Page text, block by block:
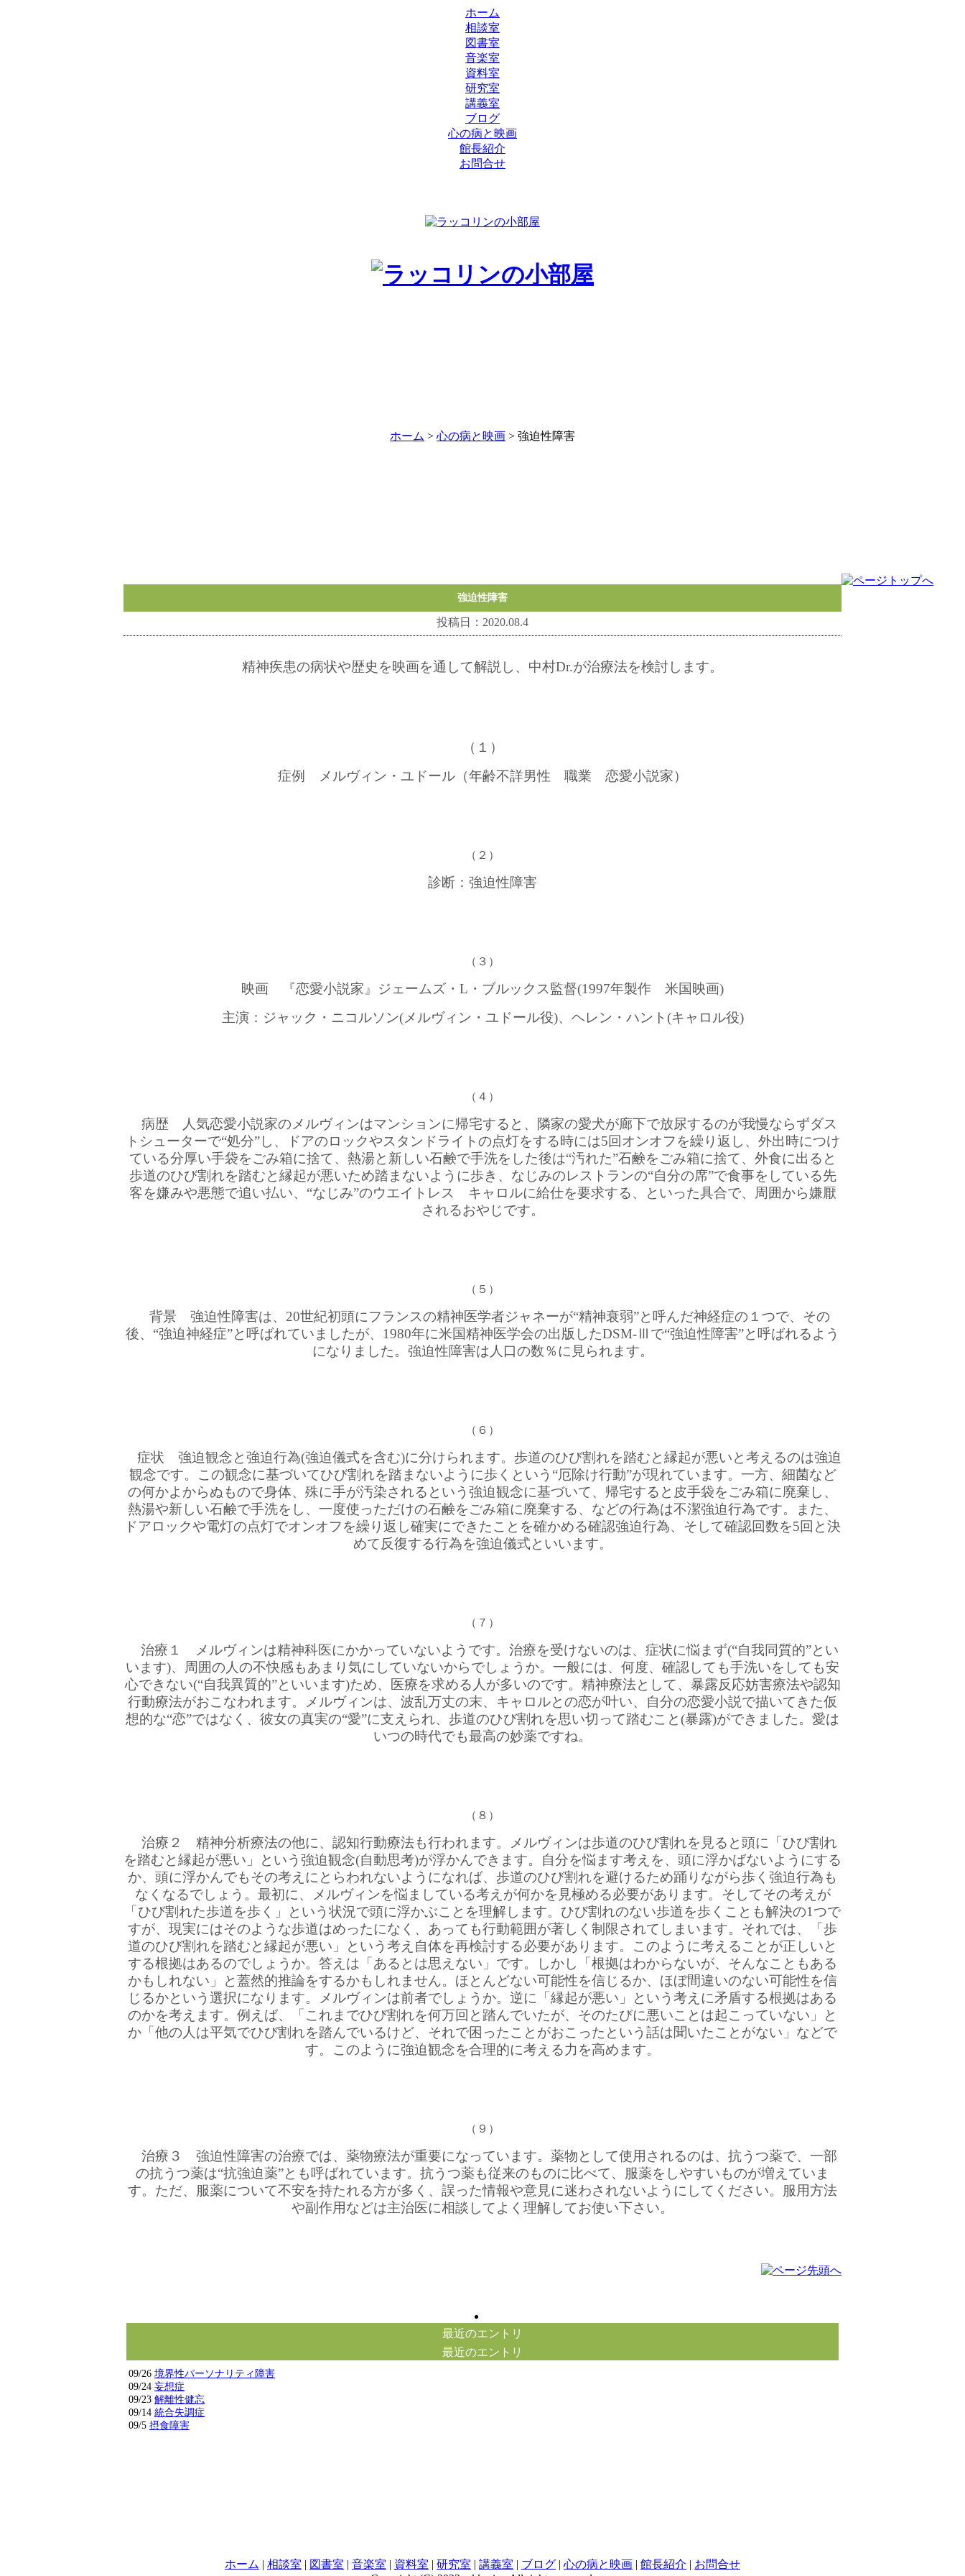
ホーム
相談室
図書室
音楽室
資料室
研究室
講義室
ブログ
心の病と映画
館長紹介
お問合せ
ホーム > 心の病と映画 > 強迫性障害
強迫性障害
投稿日：2020.08.4
精神疾患の病状や歴史を映画を通して解説し、中村Dr.が治療法を検討します。
（１）
症例 メルヴィン・ユドール（年齢不詳男性 職業 恋愛小説家）
（２）
診断：強迫性障害
（３）
映画 『恋愛小説家』ジェームズ・L・ブルックス監督(1997年製作 米国映画)
主演：ジャック・ニコルソン(メルヴィン・ユドール役)、ヘレン・ハント(キャロル役)
（４）
病歴 人気恋愛小説家のメルヴィンはマンションに帰宅すると、隣家の愛犬が廊下で放尿するのが我慢ならずダス
トシューターで“処分”し、ドアのロックやスタンドライトの点灯をする時には5回オンオフを繰り返し、外出時につけ
ている分厚い手袋をごみ箱に捨て、熱湯と新しい石鹸で手洗をした後は“汚れた”石鹸をごみ箱に捨て、外食に出ると
歩道のひび割れを踏むと縁起が悪いため踏まないように歩き、なじみのレストランの“自分の席”で食事をしている先
客を嫌みや悪態で追い払い、“なじみ”のウエイトレス キャロルに給仕を要求する、といった具合で、周囲から嫌厭
されるおやじです。
（５）
背景 強迫性障害は、20世紀初頭にフランスの精神医学者ジャネーが“精神衰弱”と呼んだ神経症の１つで、その
後、“強迫神経症”と呼ばれていましたが、1980年に米国精神医学会の出版したDSM-Ⅲで“強迫性障害”と呼ばれるよう
になりました。強迫性障害は人口の数％に見られます。
（６）
症状 強迫観念と強迫行為(強迫儀式を含む)に分けられます。歩道のひび割れを踏むと縁起が悪いと考えるのは強迫
観念です。この観念に基づいてひび割れを踏まないように歩くという“厄除け行動”が現れています。一方、細菌など
の何かよからぬもので身体、殊に手が汚染されるという強迫観念に基づいて、帰宅すると皮手袋をごみ箱に廃棄し、
熱湯や新しい石鹸で手洗をし、一度使っただけの石鹸をごみ箱に廃棄する、などの行為は不潔強迫行為です。また、
ドアロックや電灯の点灯でオンオフを繰り返し確実にできたことを確かめる確認強迫行為、そして確認回数を5回と決
めて反復する行為を強迫儀式といいます。
（７）
治療１ メルヴィンは精神科医にかかっていないようです。治療を受けないのは、症状に悩まず(“自我同質的”とい
います)、周囲の人の不快感もあまり気にしていないからでしょうか。一般には、何度、確認しても手洗いをしても安
心できない(“自我異質的”といいます)ため、医療を求める人が多いのです。精神療法として、暴露反応妨害療法や認知
行動療法がおこなわれます。メルヴィンは、波乱万丈の末、キャロルとの恋が叶い、自分の恋愛小説で描いてきた仮
想的な“恋”ではなく、彼女の真実の“愛”に支えられ、歩道のひび割れを思い切って踏むこと(暴露)ができました。愛は
いつの時代でも最高の妙薬ですね。
（８）
治療２ 精神分析療法の他に、認知行動療法も行われます。メルヴィンは歩道のひび割れを見ると頭に「ひび割れ
を踏むと縁起が悪い」という強迫観念(自動思考)が浮かんできます。自分を悩ます考えを、頭に浮かばないようにする
か、頭に浮かんでもその考えにとらわれないようになれば、歩道のひび割れを避けるため踊りながら歩く強迫行為も
なくなるでしょう。最初に、メルヴィンを悩ましている考えが何かを見極める必要があります。そしてその考えが
「ひび割れた歩道を歩く」という状況で頭に浮かぶことを理解します。ひび割れのない歩道を歩くことも解決の1つで
すが、現実にはそのような歩道はめったになく、あっても行動範囲が著しく制限されてしまいます。それでは、「歩
道のひび割れを踏むと縁起が悪い」という考え自体を再検討する必要があります。このように考えることが正しいと
する根拠はあるのでしょうか。答えは「あるとは思えない」です。しかし「根拠はわからないが、そんなこともある
かもしれない」と蓋然的推論をするかもしれません。ほとんどない可能性を信じるか、ほぼ間違いのない可能性を信
じるかという選択になります。メルヴィンは前者でしょうか。逆に「縁起が悪い」という考えに矛盾する根拠はある
のかを考えます。例えば、「これまでひび割れを何万回と踏んでいたが、そのたびに悪いことは起こっていない」と
か「他の人は平気でひび割れを踏んでいるけど、それで困ったことがおこったという話は聞いたことがない」などで
す。このように強迫観念を合理的に考える力を高めます。
（９）
治療３ 強迫性障害の治療では、薬物療法が重要になっています。薬物として使用されるのは、抗うつ薬で、一部
の抗うつ薬は“抗強迫薬”とも呼ばれています。抗うつ薬も従来のものに比べて、服薬をしやすいものが増えていま
す。ただ、服薬について不安を持たれる方が多く、誤った情報や意見に迷わされないようにしてください。服用方法
や副作用などは主治医に相談してよく理解してお使い下さい。
最近のエントリ
最近のエントリ
09/26 境界性パーソナリティ障害
09/24 妄想症
09/23 解離性健忘
09/14 統合失調症
09/5 摂食障害
ホーム | 相談室 | 図書室 | 音楽室 | 資料室 | 研究室 | 講義室 | ブログ | 心の病と映画 | 館長紹介 | お問合せ